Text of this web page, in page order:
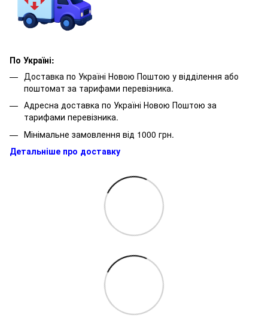
По Україні:
Доставка по Україні Новою Поштою у відділення або
поштомат за тарифами перевізника.
Адресна доставка по Україні Новою Поштою за
тарифами перевізника.
Мінімальне замовлення від 1000 грн.
Детальніше про доставку